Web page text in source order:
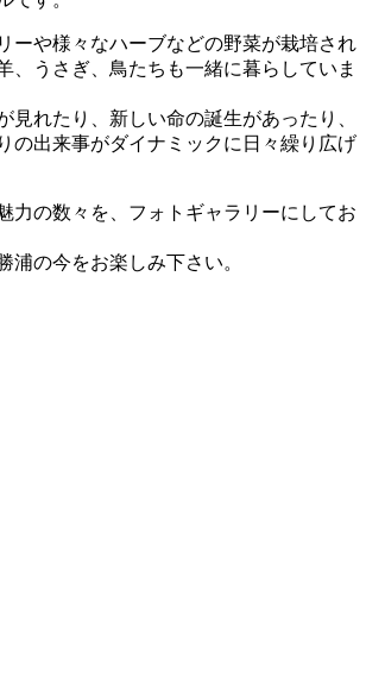
ーや様々なハーブなどの野菜が栽培され
、うさぎ、鳥たちも一緒に暮らしていま
見れたり、新しい命の誕生があったり、
の出来事がダイナミックに日々繰り広げ
力の数々を、フォトギャラリーにしてお
浦の今をお楽しみ下さい。